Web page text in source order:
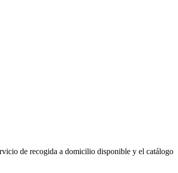
de recogida a domicilio disponible y el catálogo